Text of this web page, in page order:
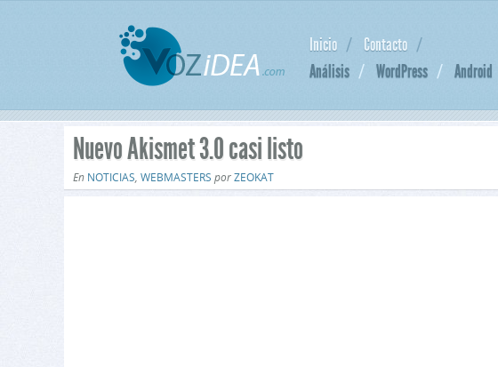
Inicio
Contacto
Análisis
WordPress Android
Nuevo Akismet 3.0 casi listo
En NOTICIAS, WEBMASTERS porZEOKAT